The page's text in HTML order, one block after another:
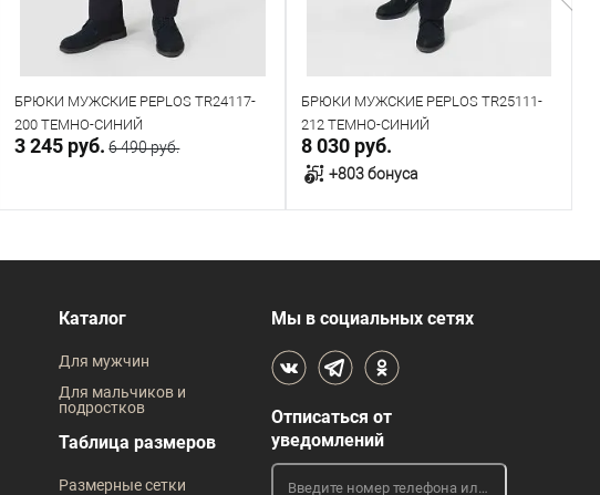
БРЮКИ МУЖСКИЕ PEPLOS TR24117-
200 ТЕМНО-СИНИЙ
3 245 руб. 6 490 руб.
В корзину
В наличии
96 104
БРЮКИ МУЖСКИЕ PEPLOS TR25111-
212 ТЕМНО-СИНИЙ
8 030 руб.
+803 бонуса
В корзину
В наличии
Размер одежды
100 104
Рост
Каталог
Для мужчин
Для мальчиков и
подростков
Таблица размеров
Размерные сетки
Мы в социальных сетях
Отписаться от
уведомлений